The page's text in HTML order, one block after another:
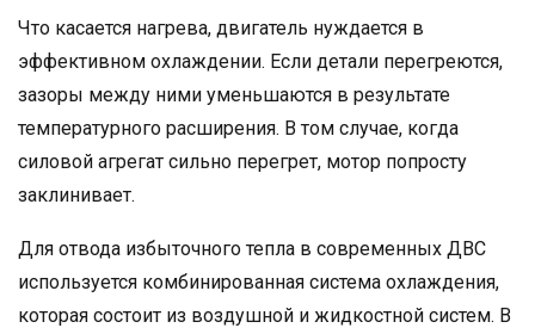
Что касается нагрева, двигатель нуждается в
эффективном охлаждении. Если детали перегреются,
зазоры между ними уменьшаются в результате
температурного расширения. В том случае, когда
силовой агрегат сильно перегрет, мотор попросту
заклинивает.
Для отвода избыточного тепла в современных ДВС
используется комбинированная система охлаждения,
которая состоит из воздушной и жидкостной систем. В